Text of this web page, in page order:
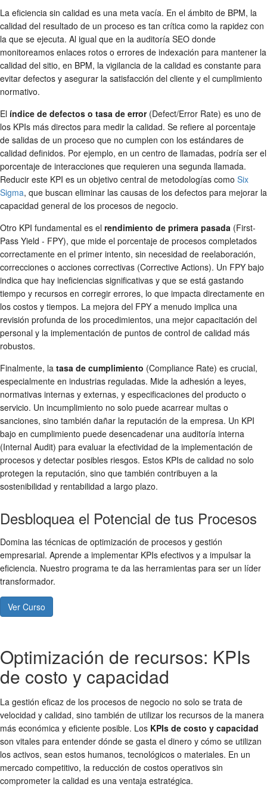
La eficiencia sin calidad es una meta vacía. En el ámbito de BPM, la
calidad del resultado de un proceso es tan crítica como la rapidez con
la que se ejecuta. Al igual que en la auditoría SEO donde
monitoreamos enlaces rotos o errores de indexación para mantener la
calidad del sitio, en BPM, la vigilancia de la calidad es constante para
evitar defectos y asegurar la satisfacción del cliente y el cumplimiento
normativo.
El índice de defectos o tasa de error(Defect/Error Rate) es uno de
los KPIs más directos para medir la calidad. Se refiere al porcentaje
de salidas de un proceso que no cumplen con los estándares de
calidad definidos. Por ejemplo, en un centro de llamadas, podría ser el
porcentaje de interacciones que requieren una segunda llamada.
Reducir este KPI es un objetivo central de metodologías como Six
Sigma, que buscan eliminar las causas de los defectos para mejorar la
capacidad general de los procesos de negocio.
Otro KPI fundamental es el rendimiento de primera pasada (First-
Pass Yield - FPY), que mide el porcentaje de procesos completados
correctamente en el primer intento, sin necesidad de reelaboración,
correcciones o acciones correctivas (Corrective Actions). Un FPY bajo
indica que hay ineficiencias significativas y que se está gastando
tiempo y recursos en corregir errores, lo que impacta directamente en
los costos y tiempos. La mejora del FPY a menudo implica una
revisión profunda de los procedimientos, una mejor capacitación del
personal y la implementación de puntos de control de calidad más
robustos.
Finalmente, la tasa de cumplimiento (Compliance Rate) es crucial,
especialmente en industrias reguladas. Mide la adhesión a leyes,
normativas internas y externas, y especificaciones del producto o
servicio. Un incumplimiento no solo puede acarrear multas o
sanciones, sino también dañar la reputación de la empresa. Un KPI
bajo en cumplimiento puede desencadenar una auditoría interna
(Internal Audit) para evaluar la efectividad de la implementación de
procesos y detectar posibles riesgos. Estos KPIs de calidad no solo
protegen la reputación, sino que también contribuyen a la
sostenibilidad y rentabilidad a largo plazo.
Desbloquea el Potencial de tus Procesos
Domina las técnicas de optimización de procesos y gestión
empresarial. Aprende a implementar KPIs efectivos y a impulsar la
eficiencia. Nuestro programa te da las herramientas para ser un líder
transformador.
Ver Curso
Optimización de recursos: KPIs
de costo y capacidad
La gestión eficaz de los procesos de negocio no solo se trata de
velocidad y calidad, sino también de utilizar los recursos de la manera
más económica y eficiente posible. Los KPIs de costo y capacidad
son vitales para entender dónde se gasta el dinero y cómo se utilizan
los activos, sean estos humanos, tecnológicos o materiales. En un
mercado competitivo, la reducción de costos operativos sin
comprometer la calidad es una ventaja estratégica.